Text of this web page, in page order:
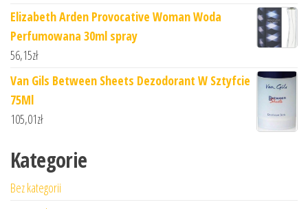
Elizabeth Arden Provocative Woman Woda
Perfumowana 30ml spray
56,15zł
Van Gils Between Sheets Dezodorant W Sztyfcie
75Ml
105,01zł
Kategorie
Bez kategorii